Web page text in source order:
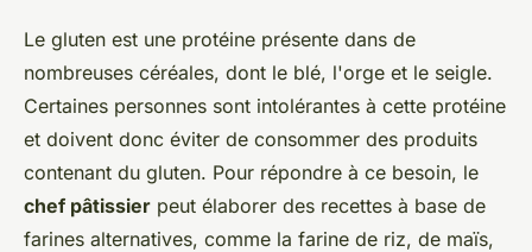
Le gluten est une protéine présente dans de
nombreuses céréales, dont le blé, l'orge et le seigle.
Certaines personnes sont intolérantes à cette protéine
et doivent donc éviter de consommer des produits
contenant du gluten. Pour répondre à ce besoin, le
chef pâtissier peut élaborer des recettes à base de
farines alternatives, comme la farine de riz, de maïs,